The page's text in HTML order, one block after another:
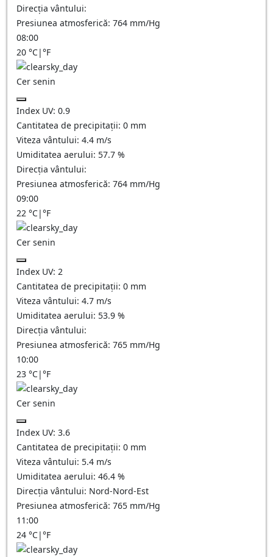
Direcția vântului:
Presiunea atmosferică: 764 mm/Hg
08:00
20 °C|°F
Cer senin
Index UV: 0.9
Cantitatea de precipitații: 0 mm
Viteza vântului: 4.4 m/s
Umiditatea aerului: 57.7 %
Direcția vântului:
Presiunea atmosferică: 764 mm/Hg
09:00
22 °C|°F
Cer senin
Index UV: 2
Cantitatea de precipitații: 0 mm
Viteza vântului: 4.7 m/s
Umiditatea aerului: 53.9 %
Direcția vântului:
Presiunea atmosferică: 765 mm/Hg
10:00
23 °C|°F
Cer senin
Index UV: 3.6
Cantitatea de precipitații: 0 mm
Viteza vântului: 5.4 m/s
Umiditatea aerului: 46.4 %
Direcția vântului: Nord-Nord-Est
Presiunea atmosferică: 765 mm/Hg
11:00
24 °C|°F